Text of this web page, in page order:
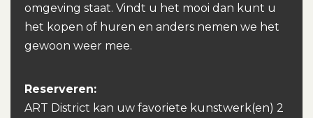
omgeving staat. Vindt u het mooi dan kunt u
het kopen of huren en anders nemen we het
gewoon weer mee.
Reserveren:
ART District kan uw favoriete kunstwerk(en) 2